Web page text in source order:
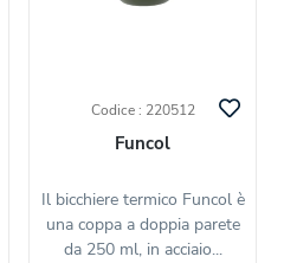
Codice : 220512
Funcol
Il bicchiere termico Funcol è
una coppa a doppia parete
da 250 ml, in acciaio...